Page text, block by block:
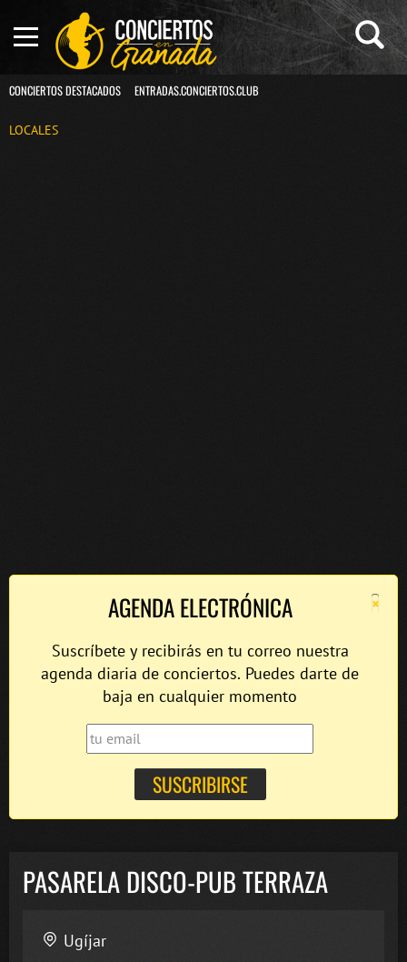
CONCIERTOS DESTACADOS ENTRADAS.CONCIERTOS.CLUB
LOCALES
×
AGENDA ELECTRÓNICA
Suscríbete y recibirás en tu correo nuestra
agenda diaria de conciertos. Puedes darte de
baja en cualquier momento
PASARELA DISCO-PUB TERRAZA
Ugíjar